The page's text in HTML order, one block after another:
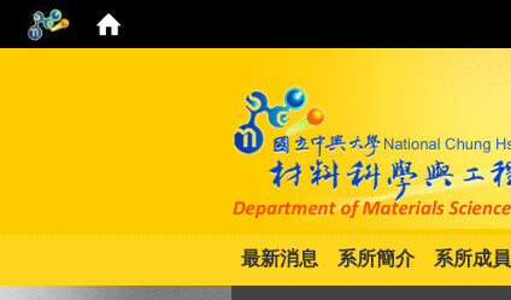
最新消息 系所簡介 系所成員